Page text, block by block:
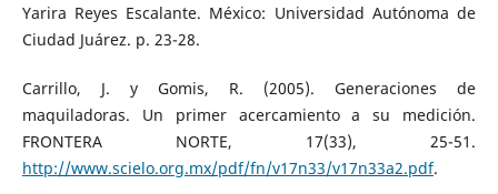
Yarira Reyes Escalante. México: Universidad Autónoma de
Ciudad Juárez. p. 23-28.
Carrillo, J. y Gomis, R. (2005). Generaciones de
maquiladoras. Un primer acercamiento a su medición.
FRONTERA NORTE, 17(33), 25-51.
http://www.scielo.org.mx/pdf/fn/v17n33/v17n33a2.pdf.